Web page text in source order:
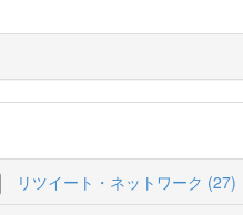
リツイート・ネットワーク (27)